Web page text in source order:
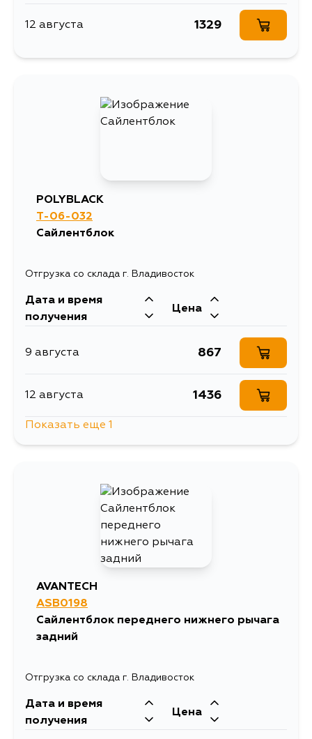
12 августа 1329
POLYBLACK
T-06-032
Сайлентблок
Отгрузка со склада г. Владивосток
Дата и время
получения
Цена
9 августа 867
12 августа 1436
Показать еще 1
AVANTECH
ASB0198
Сайлентблок переднего нижнего рычага
задний
Отгрузка со склада г. Владивосток
Дата и время
получения
Цена